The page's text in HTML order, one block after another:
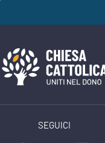
SEGUICI